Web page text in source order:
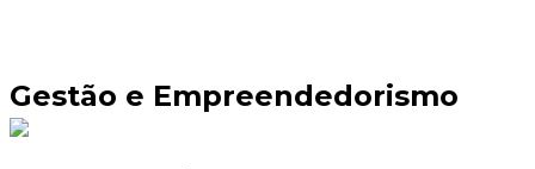
Gestão e Empreendedorismo